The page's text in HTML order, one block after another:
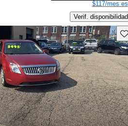
$117/mes
Verif. disponibilidad